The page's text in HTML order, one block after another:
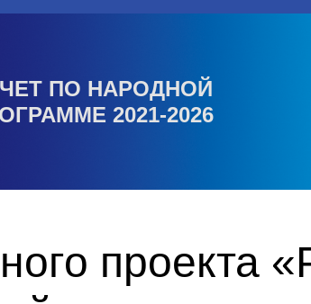
ПО НАРОДНОЙ
2021-2026
проекта